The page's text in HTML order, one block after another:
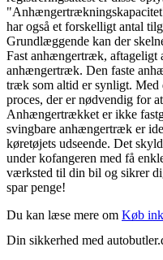
har også et forskelligt antal
Grundlæggende kan der
Fast anhængertræk, aftageligt
anhængertræk. Den faste
træk som altid er synligt. Med
proces, der er nødvendig for
Anhængertrækket er ikke
svingbare anhængertræk er
køretøjets udseende. Det
under kofangeren med få
værksted til din bil og sikrer
spar penge!
Du kan læse mere om Køb
Din sikkerhed med